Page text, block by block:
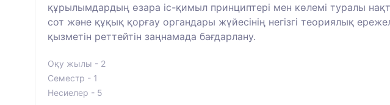
құрылымдардың өзара іс-қимыл принциптері мен көлемі туралы
сот және құқық қорғау органдары жүйесінің негізгі теориялық
қызметін реттейтін заңнамада бағдарлану.
Оқу жылы - 2
Семестр - 1
Несиелер - 5